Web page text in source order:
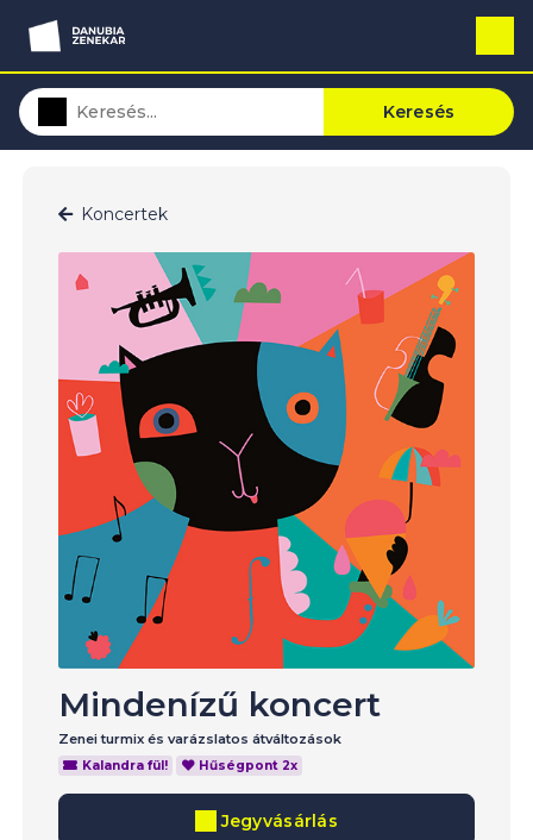
Keresés
Koncertek
Mindenízű koncert
Zenei turmix és varázslatos átváltozások
Kalandra fül! Hűségpont 2x
Jegyvásárlás